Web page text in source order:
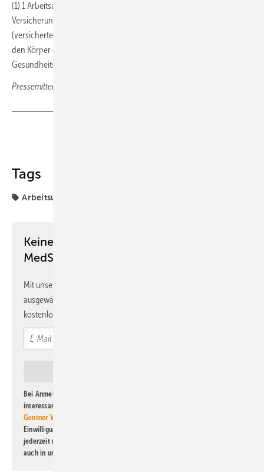
(1) 1 Arbeitsunfälle sind Unfälle von Versicherten infolge einer den
Versicherungsschutz nach § 2, 3 oder 6 begründenden Tätigkeit
(versicherte Tätigkeit). 2 Unfälle sind zeitlich begrenzte, von außen auf
den Körper einwirkende Ereignisse, die zu einem
Gesundheitsschaden oder zum Tod führen…
Pressemitteilung Bundessozialgericht Kassel
Tags
Arbeitsunfall
Keine Zeit? Kein Problem mit dem
MedSach Newsletter!
Mit unserem Newsletter erhalten Sie regelmäßig von uns
ausgewählte Informationen und Neuigkeiten, gebündelt und
kostenlos direkt ins Postfach.
Bei Anmeldung zu diesem Newsletter bin ich damit einverstanden, über
interessante Verlags- und Online-Angebote
Gentner Verlag GmbH & Co. KG
Einwilligung kann ich jederzeit widerrufen und eine Abmeldung ist
jederzeit möglich. Informationen zum Umgang mit Daten finden Sie
auch in unserer